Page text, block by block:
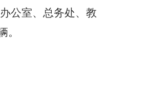
公室、总务处、教
。